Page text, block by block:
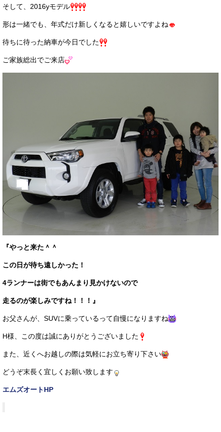
そして、2016yモデル
形は一緒でも、年式だけ新しくなると嬉しいですよね
待ちに待った納車が今日でした
ご家族総出でご来店
『やっと来た＾＾
この日が待ち遠しかった！
4ランナーは街でもあんまり見かけないので
走るのが楽しみですね！！！』
お父さんが、SUVに乗っているって自慢になりますね
H様、この度は誠にありがとうございました
また、近くへお越しの際は気軽にお立ち寄り下さい
どうぞ末長く宜しくお願い致します
エムズオートHP